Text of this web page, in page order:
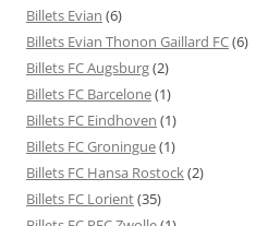
Billets Evian (6)
Billets Evian Thonon Gaillard FC(6)
Billets FC Augsburg(2)
Billets FC Barcelone(1)
Billets FC Eindhoven (1)
Billets FC Groningue(1)
Billets FC Hansa Rostock(2)
Billets FC Lorient(35)